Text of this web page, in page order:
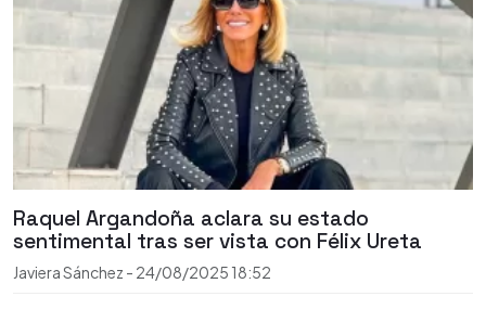
Raquel Argandoña aclara su estado
sentimental tras ser vista con Félix Ureta
Javiera Sánchez - 24/08/2025 18:52